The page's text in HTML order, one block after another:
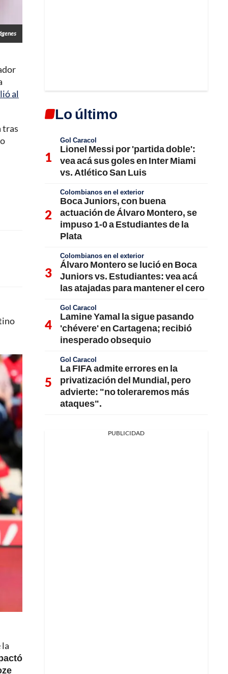
al
tras
Lo último
Gol Caracol
Lionel Messi por 'partida doble':
vea acá sus goles en Inter Miami
vs. Atlético San Luis
Colombianos en el exterior
Boca Juniors, con buena
actuación de Álvaro Montero, se
impuso 1-0 a Estudiantes de la
Plata
Colombianos en el exterior
Álvaro Montero se lució en Boca
Juniors vs. Estudiantes: vea acá
las atajadas para mantener el cero
Gol Caracol
Lamine Yamal la sigue pasando
'chévere' en Cartagena; recibió
inesperado obsequio
Gol Caracol
La FIFA admite errores en la
privatización del Mundial, pero
advierte: "no toleraremos más
ataques".
PUBLICIDAD